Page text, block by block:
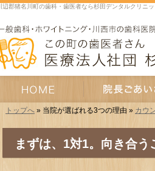
まずは、1対1。向き合
川辺郡猪名川町の歯科・歯医者なら杉田デンタルクリニ
トップへ » 当院が選ばれる3つの理由 » カウ